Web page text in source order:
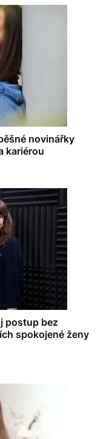
novinářky
kariérou
postup bez
spokojené ženy